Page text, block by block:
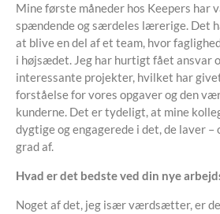
Mine første måneder hos Keepers har
spændende og særdeles lærerige. Det
at blive en del af et team, hvor
i højsædet. Jeg har hurtigt fået ansvar
interessante projekter, hvilket har
forståelse for vores opgaver og den
kunderne. Det er tydeligt, at mine
dygtige og engagerede i det, de laver
grad af.
Hvad er det bedste ved din nye
Noget af det, jeg især værdsætter, er